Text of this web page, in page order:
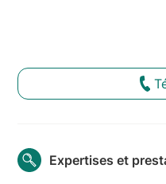
Expertises et